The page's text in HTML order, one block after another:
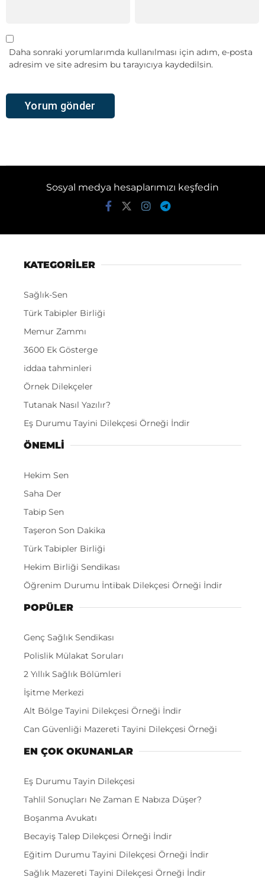
Daha sonraki yorumlarımda kullanılması için adım, e-posta
adresim ve site adresim bu tarayıcıya kaydedilsin.
Sosyal medya hesaplarımızı keşfedin
KATEGORİLER
Sağlık-Sen
Türk Tabipler Birliği
Memur Zammı
3600 Ek Gösterge
iddaa tahminleri
Örnek Dilekçeler
Tutanak Nasıl Yazılır?
Eş Durumu Tayini Dilekçesi Örneği İndir
ÖNEMLI
Hekim Sen
Saha Der
Tabip Sen
Taşeron Son Dakika
Türk Tabipler Birliği
Hekim Birliği Sendikası
Öğrenim Durumu İntibak Dilekçesi Örneği İndir
POPÜLER
Genç Sağlık Sendikası
Polislik Mülakat Soruları
2 Yıllık Sağlık Bölümleri
İşitme Merkezi
Alt Bölge Tayini Dilekçesi Örneği İndir
Can Güvenliği Mazereti Tayini Dilekçesi Örneği
EN ÇOK OKUNANLAR
Eş Durumu Tayin Dilekçesi
Tahlil Sonuçları Ne Zaman E Nabıza Düşer?
Boşanma Avukatı
Becayiş Talep Dilekçesi Örneği İndir
Eğitim Durumu Tayini Dilekçesi Örneği İndir
Sağlık Mazereti Tayini Dilekçesi Örneği İndir